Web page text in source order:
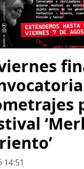
14:51